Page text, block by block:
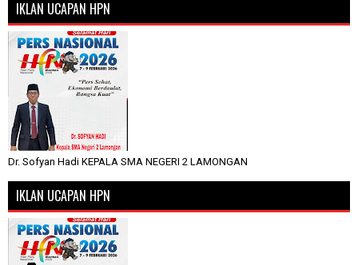
IKLAN UCAPAN HPN
Dr. Sofyan Hadi KEPALA SMA NEGERI 2 LAMONGAN
IKLAN UCAPAN HPN